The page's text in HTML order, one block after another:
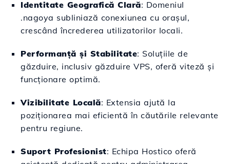
Identitate Geografică Clară: Domeniul
.nagoya subliniază conexiunea cu orașul,
crescând încrederea utilizatorilor locali.
Performanță și Stabilitate: Soluțiile de
găzduire, inclusiv găzduire VPS, oferă viteză și
funcționare optimă.
Vizibilitate Locală: Extensia ajută la
poziționarea mai eficientă în căutările relevante
pentru regiune.
Suport Profesionist: Echipa Hostico oferă